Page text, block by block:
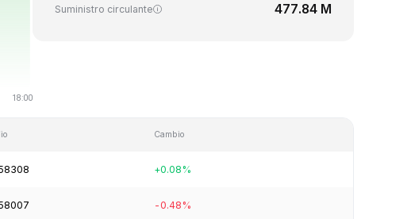
Suministro circulante 477.84 M
Cambio
+0.08%
-0.48%